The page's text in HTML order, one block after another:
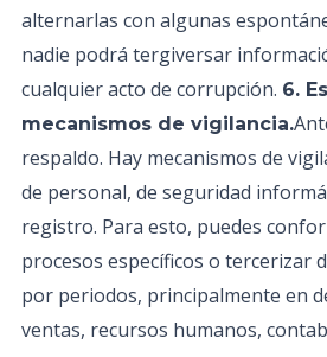
alternarlas con algunas
nadie podrá tergiversar
cualquier acto de corrupción. 6.
mecanismos de vigilancia.
respaldo. Hay mecanismos de
de personal, de seguridad
registro. Para esto, puedes
procesos específicos o tercerizar
por periodos, principalmente en
ventas, recursos humanos,